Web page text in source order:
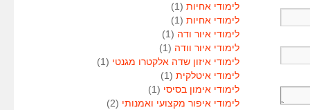
לימודי אחיות (1)
לימודי אחיות (1)
לימודי איור ודה (1)
לימודי איור וודה (1)
לימודי איזון שדה אלקטרו מגנטי (1)
לימודי איטלקית (1)
לימודי אימון בסיסי (1)
לימודי איפור מקצועי ואמנותי (2)